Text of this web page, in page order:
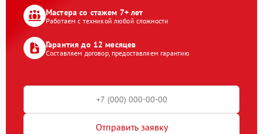
Мастера со стажем 7+ лет
Работаем с техникой любой сложности
Гарантия до 12 месяцев
Составляем договор, предоставляем гарантию
Отправить заявку